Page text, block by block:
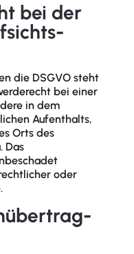
bei der
die DSGVO steht
bei einer
in dem
Aufenthalts,
Orts des
Das
oder